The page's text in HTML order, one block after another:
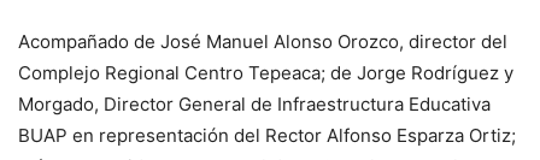
Acompañado de José Manuel Alonso Orozco, director del
Complejo Regional Centro Tepeaca; de Jorge Rodríguez y
Morgado, Director General de Infraestructura Educativa
BUAP en representación del Rector Alfonso Esparza Ortiz;